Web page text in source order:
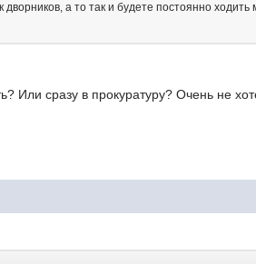
а то так и будете постоянно ходить
Или сразу в прокуратуру? Очень не